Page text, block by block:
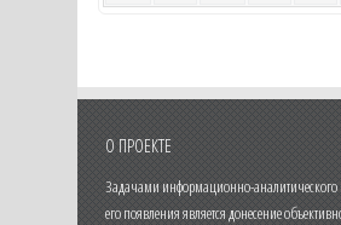
О ПРОЕКТЕ
Задачами информационно-аналитического
его появления является донесение